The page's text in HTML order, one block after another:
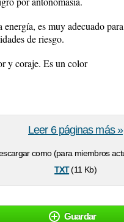
es muy adecuado
de riesgo.
y coraje. Es un color
como (para miembros
txt(11 Kb)
Leer 6 páginas más »
Guardar